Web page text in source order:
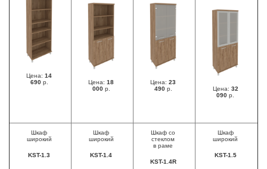
Цена: 14
690р. Цена: 18
000р.
Цена: 23
490р. Цена: 32
090 р.
Шкаф
широкий
KST-1.3
Шкаф
широкий
KST-1.4
Шкаф со
стеклом
в раме
KST-1.4R
Шкаф
широкий
KST-1.5